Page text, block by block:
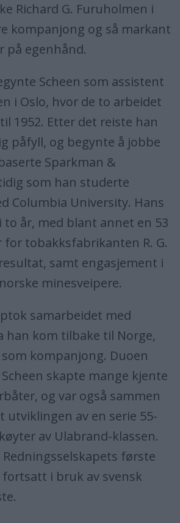
Richard G. Furuholmen i
kompanjong og så markant
egenhånd.
Scheen som assistent
i Oslo, hvor de to arbeidet
1952. Etter det reiste han
påfyll, og begynte å jobbe
Sparkman &
som han studerte
Columbia University. Hans
to år, med blant annet en 53
tobakksfabrikanten R. G.
samt engasjement i
minesveipere.
samarbeidet med
han kom tilbake til Norge,
kompanjong. Duoen
skapte mange kjente
og var også sammen
utviklingen av en serie 55-
av Ulabrand-klassen.
første
i bruk av svensk